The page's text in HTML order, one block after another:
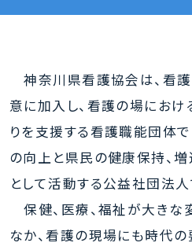
神奈川県看護協会は、看
意に加入し、看護の場におけ
りを支援する看護職能団体
の向上と県民の健康保持、
として活動する公益社団法人
保健、医療、福祉が大きな
なか、看護の現場にも時代